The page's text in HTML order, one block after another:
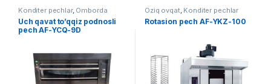
Konditer pechlar, Omborda
mavjud uskunalar , Oziq ovqat
Uch qavat to’qqiz podnosli
pech AF-YCQ-9D
Oziq ovqat, Konditer pechlar
Rotasion pech AF-YKZ-100